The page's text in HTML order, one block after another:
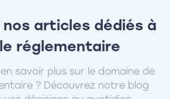
nos articles dédiés à
réglementaire
savoir plus sur le domaine de
? Découvrez notre blog